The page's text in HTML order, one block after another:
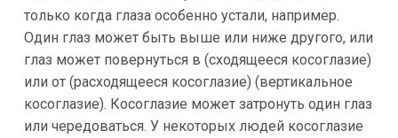
только когда глаза особенно устали, например.
Один глаз может быть выше или ниже другого, или
глаз может повернуться в (сходящееся косоглазие)
или от (расходящееся косоглазие) (вертикальное
косоглазие). Косоглазие может затронуть один глаз
или чередоваться. У некоторых людей косоглазие